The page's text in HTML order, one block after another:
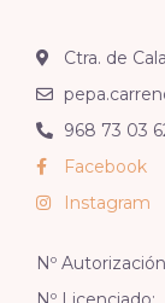
Ctra. de
968 73 03
Facebook
Instagram
Nº